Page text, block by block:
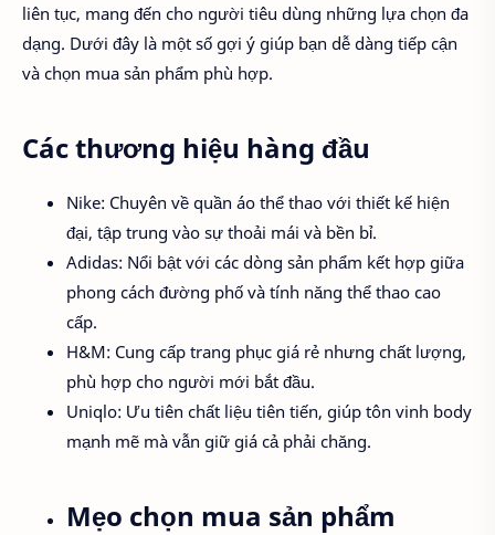
liên tục, mang đến cho người tiêu dùng những lựa chọn đa
dạng. Dưới đây là một số gợi ý giúp bạn dễ dàng tiếp cận
và chọn mua sản phẩm phù hợp.
Các thương hiệu hàng đầu
Nike: Chuyên về quần áo thể thao với thiết kế hiện
đại, tập trung vào sự thoải mái và bền bỉ.
Adidas: Nổi bật với các dòng sản phẩm kết hợp giữa
phong cách đường phố và tính năng thể thao cao
cấp.
H&M: Cung cấp trang phục giá rẻ nhưng chất lượng,
phù hợp cho người mới bắt đầu.
Uniqlo: Ưu tiên chất liệu tiên tiến, giúp tôn vinh body
mạnh mẽ mà vẫn giữ giá cả phải chăng.
Mẹo chọn mua sản phẩm